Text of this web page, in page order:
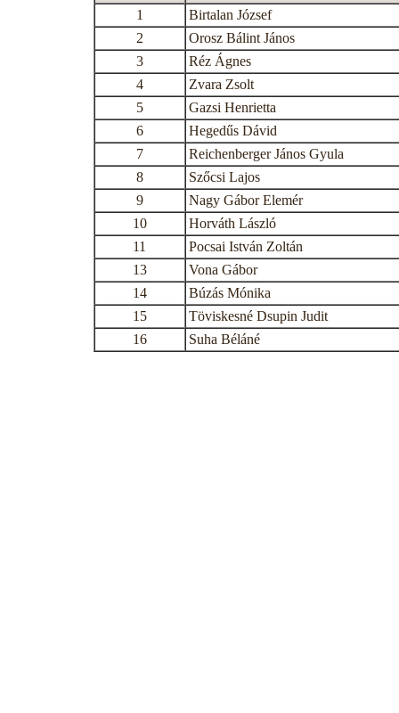
1
Birtalan József
2
Orosz Bálint János
3
Réz Ágnes
4
Zvara Zsolt
5
Gazsi Henrietta
6
Hegedűs Dávid
7
Reichenberger János Gyula
8
Szőcsi Lajos
9
Nagy Gábor Elemér
10
Horváth László
11
Pocsai István Zoltán
13
Vona Gábor
14
Búzás Mónika
15
Töviskesné Dsupin Judit
16
Suha Béláné